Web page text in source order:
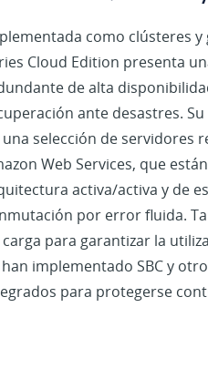
como clústeres y
Cloud Edition presenta
de alta
ante desastres.
una selección de servidores
Web Services, que
activa/activa y de
por error fluida.
carga para garantizar la
han implementado SBC y
para protegerse